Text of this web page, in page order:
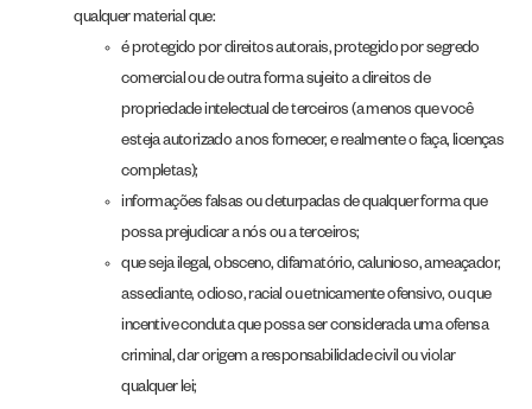
qualquer material que:
é protegido por direitos autorais, protegido por segredo
comercial ou de outra forma sujeito a direitos de
propriedade intelectual de terceiros (a menos que você
esteja autorizado a nos fornecer, e realmente o faça, licenças
completas);
informações falsas ou deturpadas de qualquer forma que
possa prejudicar a nós ou a terceiros;
que seja ilegal, obsceno, difamatório, calunioso, ameaçador,
assediante, odioso, racial ou etnicamente ofensivo, ou que
incentive conduta que possa ser considerada uma ofensa
criminal, dar origem a responsabilidade civil ou violar
qualquer lei;